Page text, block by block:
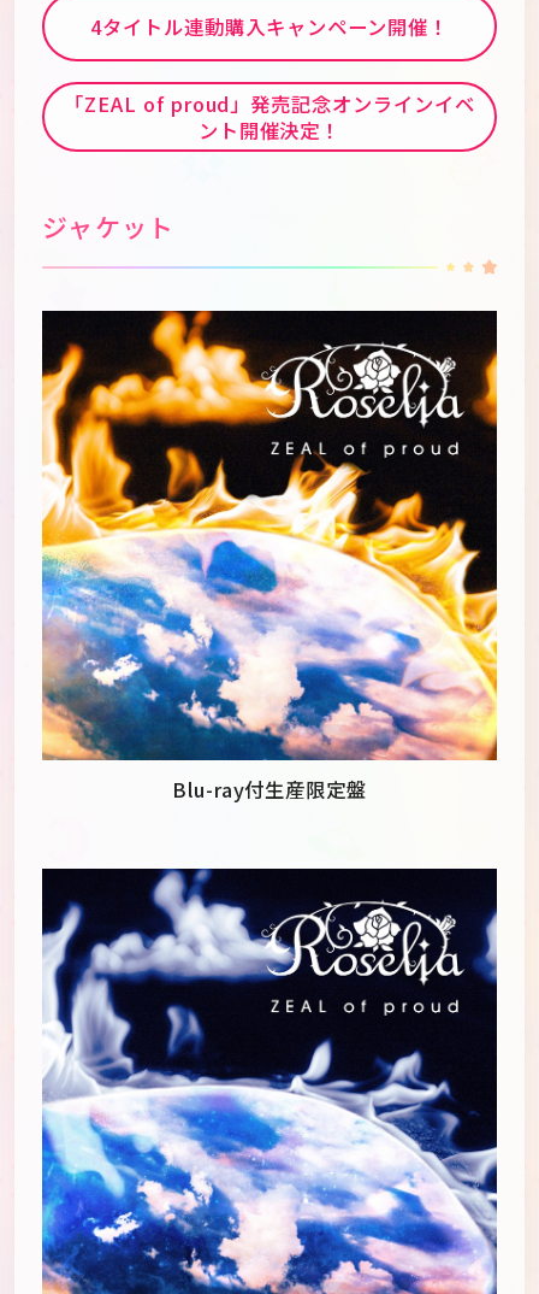
4タイトル連動購入キャンペーン開催！
「ZEAL of proud」発売記念オンラインイベ
ント開催決定！
ジャケット
Blu-ray付生産限定盤